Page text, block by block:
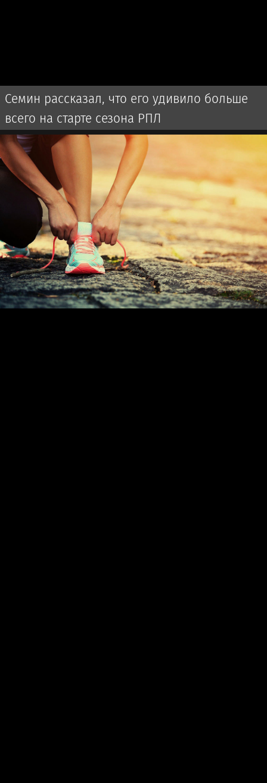
Семин рассказал, что его удивило больше
всего на старте сезона РПЛ